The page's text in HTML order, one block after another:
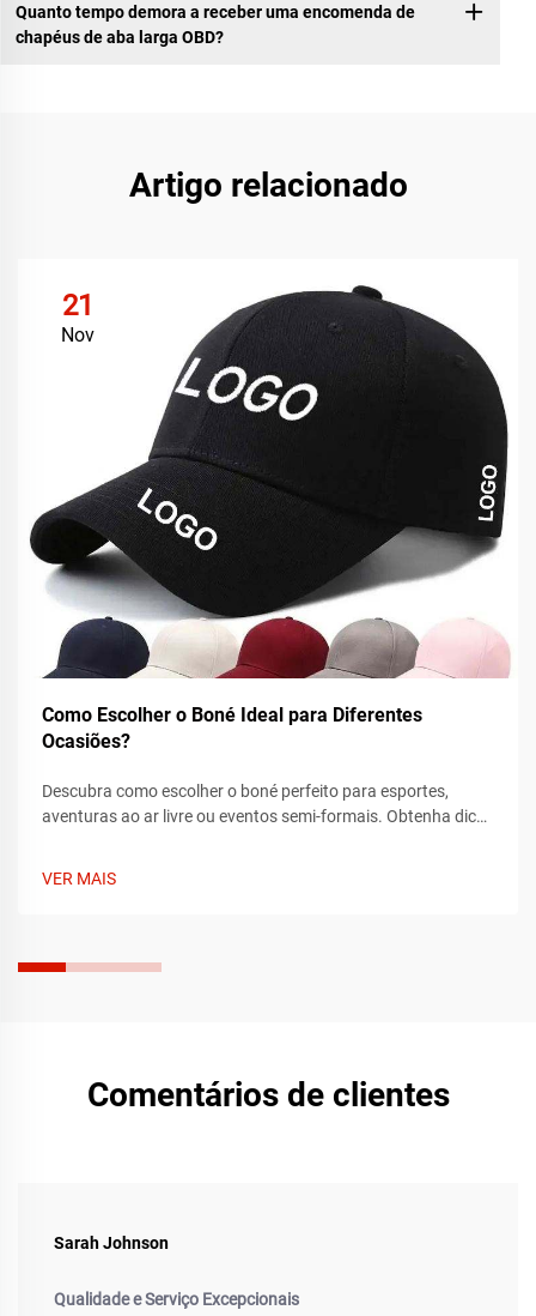
Quanto tempo demora a receber uma encomenda de
chapéus de aba larga OBD?
Artigo relacionado
21
Nov
Como Escolher o Boné Ideal para Diferentes
Ocasiões?
Descubra como escolher o boné perfeito para esportes,
aventuras ao ar livre ou eventos semi-formais. Obtenha dicas
VER MAIS
Comentários de clientes
Sarah Johnson
Qualidade e Serviço Excepcionais